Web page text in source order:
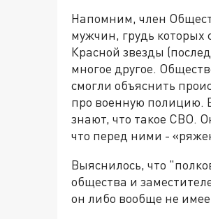
Напомним, член
мужчин, грудь которых
Красной звезды
многое другое.
смогли объяснить
про военную полицию.
знают, что такое СВО.
что перед ними -
Выяснилось, что
общества и
он либо вообще не